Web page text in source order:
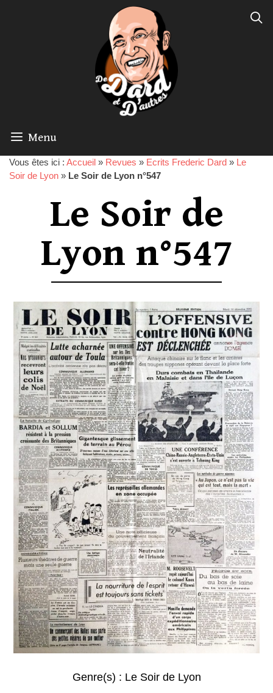
Menu
Vous êtes ici : Accueil » Revues » Ecrits Frederic Dard » Le
Soir de Lyon » Le Soir de Lyon n°547
Le Soir de
Lyon n°547
Genre(s) : Le Soir de Lyon